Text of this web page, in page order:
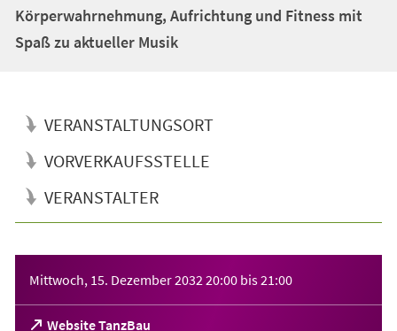
Körperwahrnehmung, Aufrichtung und Fitness mit
Spaß zu aktueller Musik
VERANSTALTUNGSORT
VORVERKAUFSSTELLE
VERANSTALTER
Mittwoch, 15. Dezember 2032 20:00 bis21:00
Website TanzBau
(Öffnet